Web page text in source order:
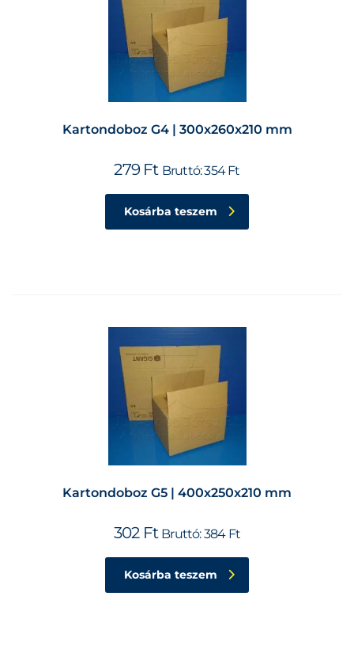
Kartondoboz G4 | 300x260x210 mm
279 Ft Bruttó:354Ft
Kosárba teszem
Kartondoboz G5 | 400x250x210 mm
302 Ft Bruttó:384 Ft
Kosárba teszem